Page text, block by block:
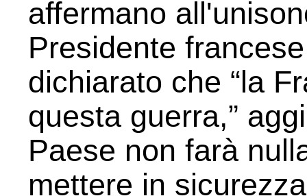
affermano
Presidente
dichiarato che “la
questa guerra,”
Paese non farà
mettere in